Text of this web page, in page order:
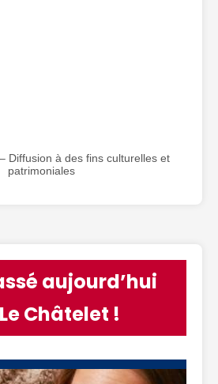
Diffusion à des fins culturelles et
patrimoniales
aujourd’hui
Châtelet !